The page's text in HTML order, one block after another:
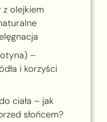
z olejkiem
–
i korzyści
ciała – jak
słońcem?